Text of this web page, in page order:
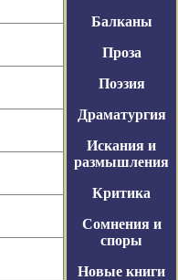
Балканы
Проза
Поэзия
Драматургия
Искания и
размышления
Критика
Сомнения и
споры
Новые книги